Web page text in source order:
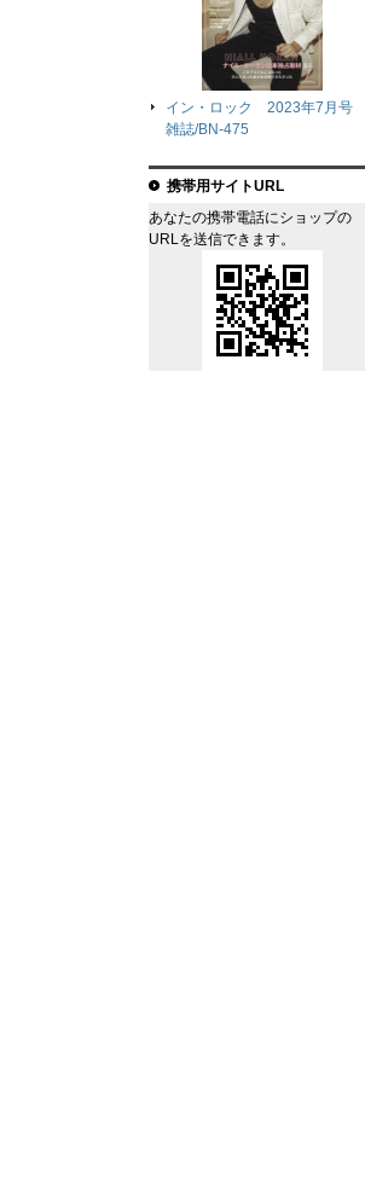
イン・ロック 2023年7月号
雑誌/BN-475
携帯用サイトURL
あなたの携帯電話にショップの
URLを送信できます。